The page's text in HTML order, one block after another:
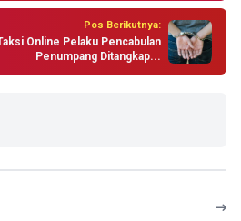
Pos Berikutnya:
Online Pelaku Pencabulan
Penumpang Ditangkap...